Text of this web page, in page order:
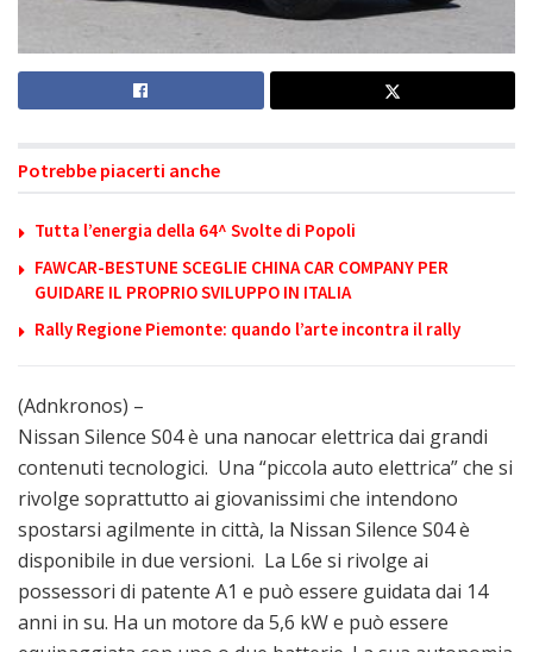
Potrebbe piacerti anche
Tutta l’energia della 64^ Svolte di Popoli
FAWCAR-BESTUNE SCEGLIE CHINA CAR COMPANY PER
GUIDARE IL PROPRIO SVILUPPO IN ITALIA
Rally Regione Piemonte: quando l’arte incontra il rally
(Adnkronos) –
Nissan Silence S04 è una nanocar elettrica dai grandi
contenuti tecnologici. Una “piccola auto elettrica” che si
rivolge soprattutto ai giovanissimi che intendono
spostarsi agilmente in città, la Nissan Silence S04 è
disponibile in due versioni. La L6e si rivolge ai
possessori di patente A1 e può essere guidata dai 14
anni in su. Ha un motore da 5,6 kW e può essere